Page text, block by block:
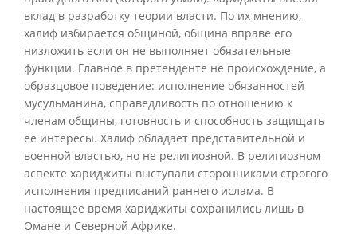
вклад в разработку теории власти. По их мнению,
халиф избирается общиной, община вправе его
низложить если он не выполняет обязательные
функции. Главное в претенденте не происхождение, а
образцовое поведение: исполнение обязанностей
мусульманина, справедливость по отношению к
членам общины, готовность и способность защищать
ее интересы. Халиф обладает представительной и
военной властью, но не религиозной. В религиозном
аспекте хариджиты выступали сторонниками строгого
исполнения предписаний раннего ислама. В
настоящее время хариджиты сохранились лишь в
Омане и Северной Африке.